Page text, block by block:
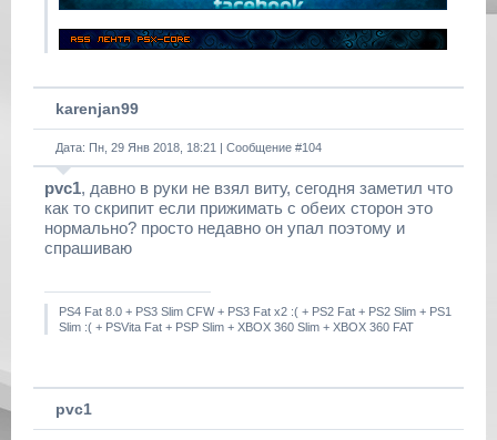
karenjan99
Дата: Пн, 29 Янв 2018, 18:21 | Сообщение #104
pvc1, давно в руки не взял виту, сегодня заметил что
как то скрипит если прижимать с обеих сторон это
нормально? просто недавно он упал поэтому и
спрашиваю
PS4 Fat 8.0 + PS3 Slim CFW + PS3 Fat x2 :( + PS2 Fat + PS2 Slim + PS1
Slim :( + PSVita Fat + PSP Slim + XBOX 360 Slim + XBOX 360 FAT
pvc1